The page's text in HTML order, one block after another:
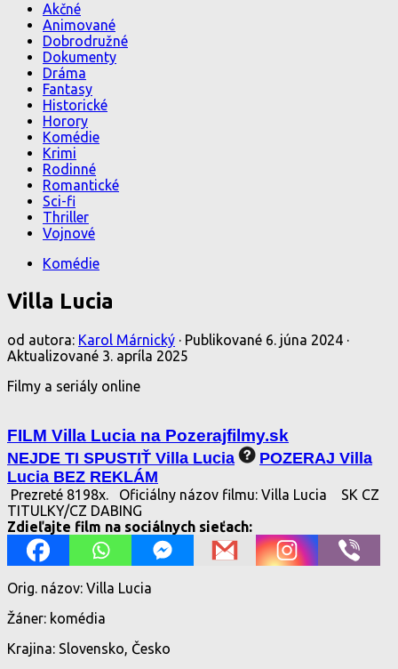
Akčné
Animované
Dobrodružné
Dokumenty
Dráma
Fantasy
Historické
Horory
Komédie
Krimi
Rodinné
Romantické
Sci-fi
Thriller
Vojnové
Komédie
Villa Lucia
od autora: Karol Márnický · Publikované 6. júna 2024 ·
Aktualizované 3. apríla 2025
Filmy a seriály online
FILM Villa Lucia na Pozerajfilmy.sk
NEJDE TI SPUSTIŤ Villa Lucia
POZERAJ Villa
Lucia BEZ REKLÁM
Prezreté 8198x. Oficiálny názov filmu: Villa Lucia
SK CZ
TITULKY/CZ DABING
Zdieľajte film na sociálnych sieťach:
Orig. názov: Villa Lucia
Žáner: komédia
Krajina: Slovensko, Česko